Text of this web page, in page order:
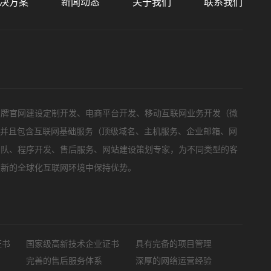
官网建设定制开发、电商平台开发、移动互联网业务开发（微
且包含互联网基础服务（顶级域名、主机服务、企业邮箱、网
、程序开发、售后服务、网站建设策划专家，为不同类型的客
的全球化互联网环境中保持优势。
国家级高新技术企业证书
具有完备的项目管理
完善的售后服务体系 深厚的网络运营经验